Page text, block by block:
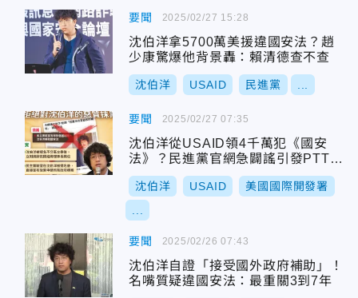
要聞
沈伯洋拿5700萬美援違國安法？趙
少康驚爆他背景轟：賴清德查不查
沈伯洋 USAID 民進黨
2025/02/27 15:28
要聞
沈伯洋從USAID領4千萬犯《國安
法》？民進黨官網急闢謠引發PTT炸
鍋
沈伯洋 USAID 美國國際開發署
2025/02/27 07:35
要聞
沈伯洋自證「接受國外政府補助」！
名嘴質疑違國安法：最重關3到7年
2025/02/26 07:43